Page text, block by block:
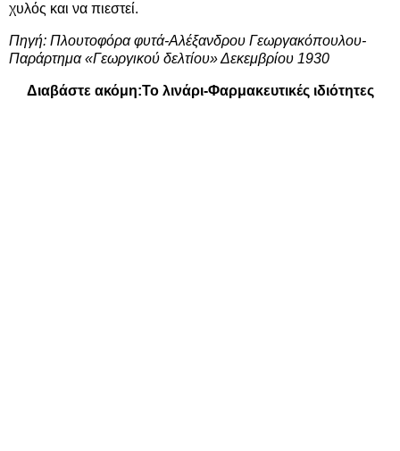
χυλός και να πιεστεί.
Πηγή: Πλουτοφόρα φυτά-Αλέξανδρου Γεωργακόπουλου-
Παράρτημα «Γεωργικού δελτίου» Δεκεμβρίου 1930
Διαβάστε ακόμη:Το λινάρι-Φαρμακευτικές ιδιότητες